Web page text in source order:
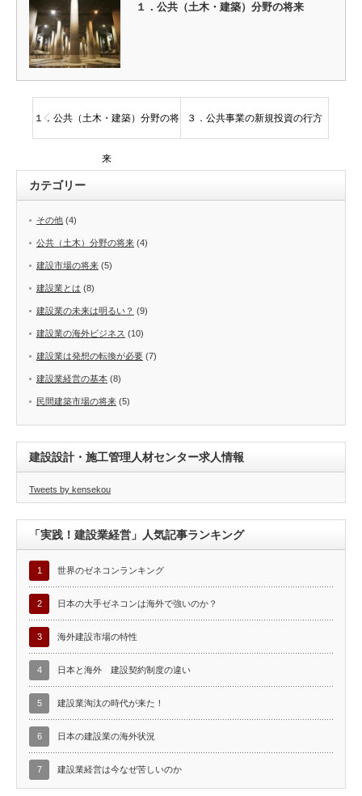
１．公共（土木・建築）分野の将来
１．公共（土木・建築）分野の将
来
３．公共事業の新規投資の行方
カテゴリー
その他 (4)
公共（土木）分野の将来 (4)
建設市場の将来 (5)
建設業とは (8)
建設業の未来は明るい？ (9)
建設業の海外ビジネス (10)
建設業は発想の転換が必要 (7)
建設業経営の基本 (8)
民間建築市場の将来 (5)
建設設計・施工管理人材センター求人情報
Tweets by kensekou
「実践！建設業経営」人気記事ランキング
1 世界のゼネコンランキング
2 日本の大手ゼネコンは海外で強いのか？
3 海外建設市場の特性
4 日本と海外 建設契約制度の違い
5 建設業淘汰の時代が来た！
6 日本の建設業の海外状況
7 建設業経営は今なぜ苦しいのか